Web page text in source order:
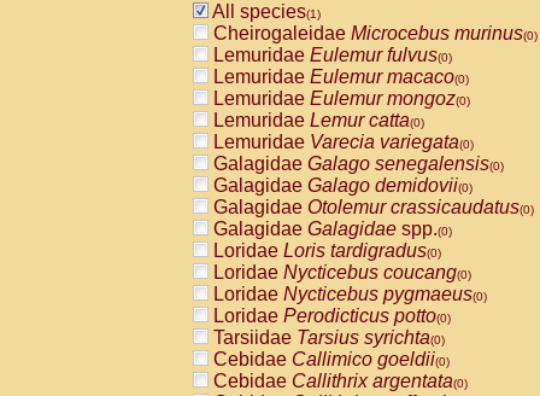
All species(1)
Cheirogaleidae Microcebus murinus(0)
Lemuridae Eulemur fulvus(0)
Lemuridae Eulemur macaco(0)
Lemuridae Eulemur mongoz(0)
Lemuridae Lemur catta(0)
Lemuridae Varecia variegata(0)
Galagidae Galago senegalensis(0)
Galagidae Galago demidovii(0)
Galagidae Otolemur crassicaudatus(0)
Galagidae Galagidae spp.(0)
Loridae Loris tardigradus(0)
Loridae Nycticebus coucang(0)
Loridae Nycticebus pygmaeus(0)
Loridae Perodicticus potto(0)
Tarsiidae Tarsius syrichta(0)
Cebidae Callimico goeldii(0)
Cebidae Callithrix argentata(0)